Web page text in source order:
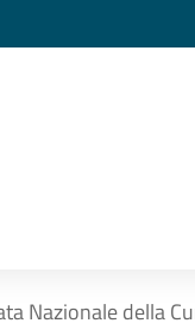
Nazionale della